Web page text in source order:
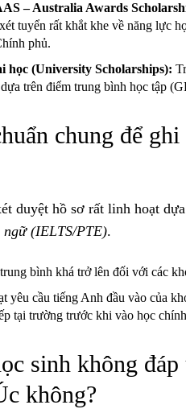
– Australia Awards
tuyển rất khắt khe về năng lực
phủ.
học (University Scholarships):
trên điểm trung bình học tập
chung để ghi
duyệt hồ sơ rất linh hoạt
(IELTS/PTE).
bình khá trở lên đối với các
yêu cầu tiếng Anh đầu vào của
tại trường trước khi vào học
sinh không
không?